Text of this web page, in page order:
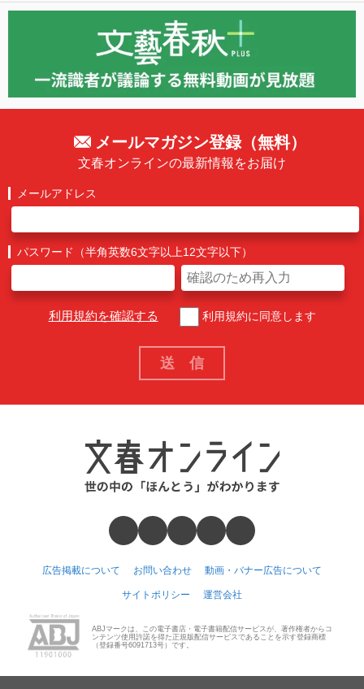
メールマガジン登録（無料）
文春オンラインの最新情報をお届け
メールアドレス
パスワード（半角英数6文字以上12文字以下）
利用規約を確認する 利用規約に同意します
広告掲載について お問い合わせ 動画・バナー広告について
サイトポリシー 運営会社
ABJマークは、この電子書店・電子書籍配信サービスが、著作権者からコ
ンテンツ使用許諾を得た正規版配信サービスであることを示す登録商標
（登録番号6091713号）です。